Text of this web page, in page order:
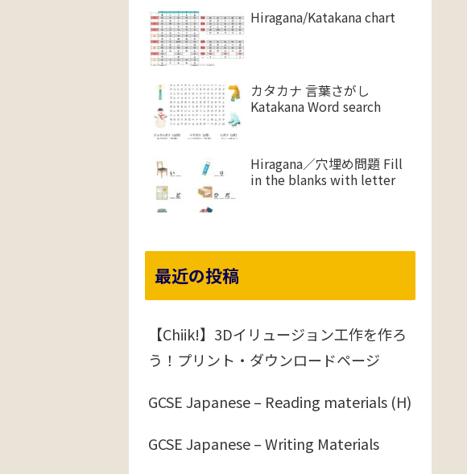
Hiragana/Katakana chart
カタカナ 言葉さがし
Katakana Word search
Hiragana／穴埋め問題 Fill
in the blanks with letter
最近の投稿
【Chiik!】3Dイリュージョン工作を作ろ
う！プリント・ダウンロードページ
GCSE Japanese – Reading materials (H)
GCSE Japanese – Writing Materials